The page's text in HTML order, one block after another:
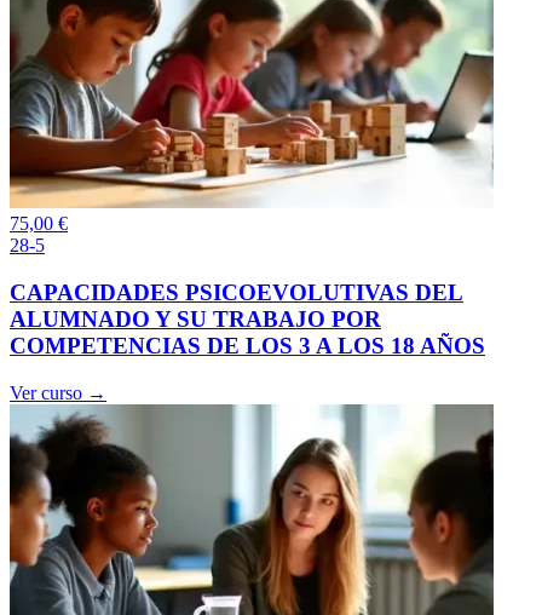
75,00 €
28-5
CAPACIDADES PSICOEVOLUTIVAS DEL
ALUMNADO Y SU TRABAJO POR
COMPETENCIAS DE LOS 3 A LOS 18 AÑOS
Ver curso →